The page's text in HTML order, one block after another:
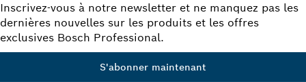
Inscrivez-vous à notre newsletter et ne manquez pas les
dernières nouvelles sur les produits et les offres
exclusives Bosch Professional.
S'abonner maintenant